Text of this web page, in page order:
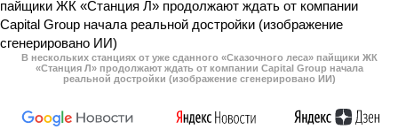
В нескольких станциях от уже сданного «Сказочного леса» пайщики ЖК
«Станция Л» продолжают ждать от компании Capital Group начала
реальной достройки (изображение сгенерировано ИИ)